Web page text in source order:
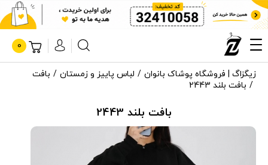
0
زیگزاگ | فروشگاه پوشاک بانوان لباس پاییز و زمستان
بافت
بافت بلند 2443
بافت بلند 2443